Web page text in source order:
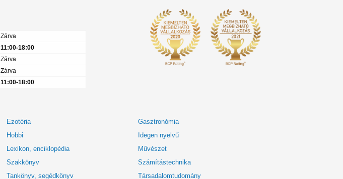
Zárva
11:00-18:00
Zárva
Zárva
11:00-18:00
Ezotéria
Gasztronómia
Hobbi
Idegen nyelvű
Lexikon, enciklopédia
Művészet
Szakkönyv
Számítástechnika
Tankönyv, segédkönyv Társadalomtudomány